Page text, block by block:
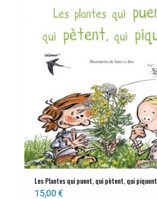
Les Plantes qui puent, qui pètent, qui piquent
15,00 €